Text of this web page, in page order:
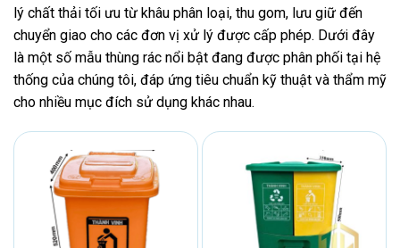
lý chất thải tối ưu từ khâu phân loại, thu gom, lưu giữ đến
chuyển giao cho các đơn vị xử lý được cấp phép. Dưới đây
là một số mẫu thùng rác nổi bật đang được phân phối tại hệ
thống của chúng tôi, đáp ứng tiêu chuẩn kỹ thuật và thẩm mỹ
cho nhiều mục đích sử dụng khác nhau.